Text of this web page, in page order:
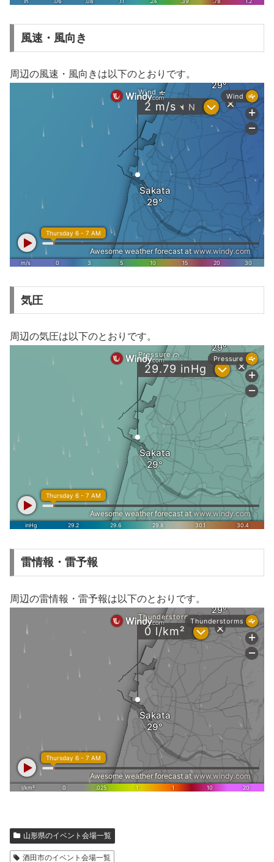
風速・風向き
周辺の風速・風向きは以下のとおりです。
気圧
周辺の気圧は以下のとおりです。
雷情報・雷予報
周辺の雷情報・雷予報は以下のとおりです。
山形県のイベント会場一覧
酒田市のイベント会場一覧